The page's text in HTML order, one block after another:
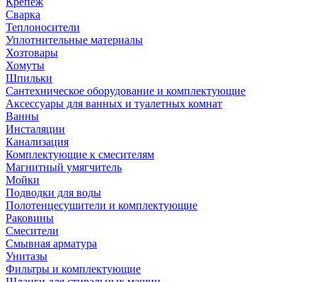
Сварка
Теплоносители
Уплотнительные материалы
Хозтовары
Хомуты
Шпильки
Сантехническое оборудование и комплектующие
Аксессуары для ванных и туалетных комнат
Ванны
Инсталяции
Канализация
Комплектующие к смесителям
Магнитный умягчитель
Мойки
Подводки для воды
Полотенцесушители и комплектующие
Раковины
Смесители
Смывная арматура
Унитазы
Фильтры и комплектующие